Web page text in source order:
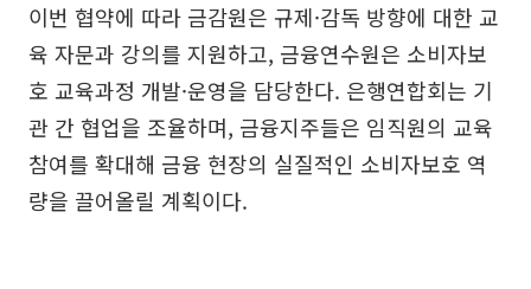
이번 협약에 따라 금감원은 규제·감독 방향에 대한 교
육 자문과 강의를 지원하고, 금융연수원은 소비자보
호 교육과정 개발·운영을 담당한다. 은행연합회는 기
관 간 협업을 조율하며, 금융지주들은 임직원의 교육
참여를 확대해 금융 현장의 실질적인 소비자보호 역
량을 끌어올릴 계획이다.